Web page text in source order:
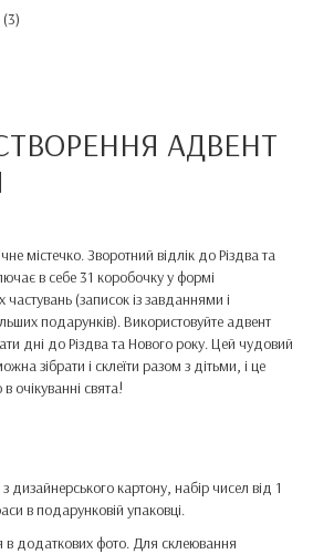
(3)
АДВЕНТ
містечко. Зворотний відлік до Різдва та
в себе 31 коробочку у формі
(записок із завданнями і
подарунків). Використовуйте адвент
дні до Різдва та Нового року. Цей чудовий
зібрати і склеїти разом з дітьми, і це
очікуванні свята!
дизайнерського картону, набір чисел від 1
в подарунковій упаковці.
в додаткових фото. Для склеювання